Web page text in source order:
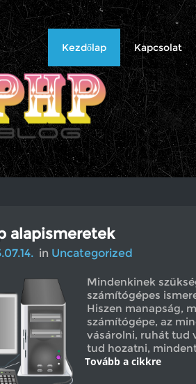
Kezdőlap Kapcsolat
alapismeretek
in Uncategorized
Mindenkinek
számítógépes
Hiszen manapság,
számítógépe, az
vásárolni, ruhát tud
tud hozatni,
Tovább a cikkre